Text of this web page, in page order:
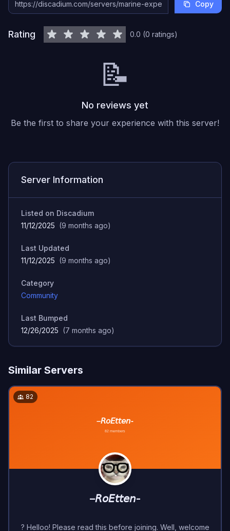
Copy
Rating 0.0 (0 ratings)
📝
No reviews yet
Be the first to share your experience with this server!
Server Information
Listed on Discadium
11/12/2025 (9 months ago)
Last Updated
11/12/2025 (9 months ago)
Category
Community
Last Bumped
12/26/2025 (7 months ago)
Similar Servers
82
–𝘙𝘰𝘌𝘵𝘵𝘦𝘯-
? Helloo! Please read this before joining. Well, welcome